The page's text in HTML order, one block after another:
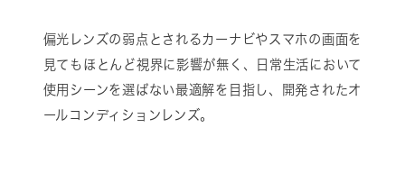
偏光レンズの弱点とされるカーナビやスマホの画面を
見てもほとんど視界に影響が無く、日常生活において
使用シーンを選ばない最適解を目指し、開発されたオ
ールコンディションレンズ。